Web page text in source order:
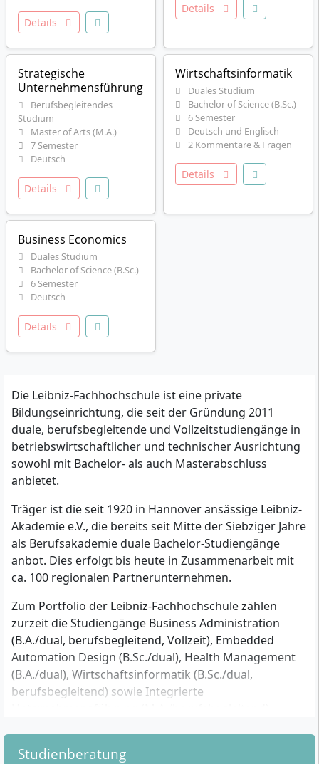
Die Leibniz-Fachhochschule ist eine private
Bildungseinrichtung, die seit der Gründung 2011
duale, berufsbegleitende und Vollzeitstudiengänge in
betriebswirtschaftlicher und technischer Ausrichtung
sowohl mit Bachelor- als auch Masterabschluss
anbietet.
Träger ist die seit 1920 in Hannover ansässige Leibniz-
Akademie e.V., die bereits seit Mitte der Siebziger Jahre
als Berufsakademie duale Bachelor-Studiengänge
anbot. Dies erfolgt bis heute in Zusammenarbeit mit
ca. 100 regionalen Partnerunternehmen.
Zum Portfolio der Leibniz-Fachhochschule zählen
zurzeit die Studiengänge Business Administration
(B.A./dual, berufsbegleitend, Vollzeit), Embedded
Automation Design (B.Sc./dual), Health Management
(B.A./dual), Wirtschaftsinformatik (B.Sc./dual,
berufsbegleitend) sowie Integrierte
Weitere Informationen: www.leibniz-fh.de
Studienberatung
Details
Details
Strategische
Unternehmensführung
Berufsbegleitendes
Studium
Master of Arts (M.A.)
7 Semester
Deutsch
Details
Wirtschaftsinformatik
Duales Studium
Bachelor of Science (B.Sc.)
6 Semester
Deutsch und Englisch
2 Kommentare & Fragen
Details
Business Economics
Duales Studium
Bachelor of Science (B.Sc.)
6 Semester
Deutsch
Details